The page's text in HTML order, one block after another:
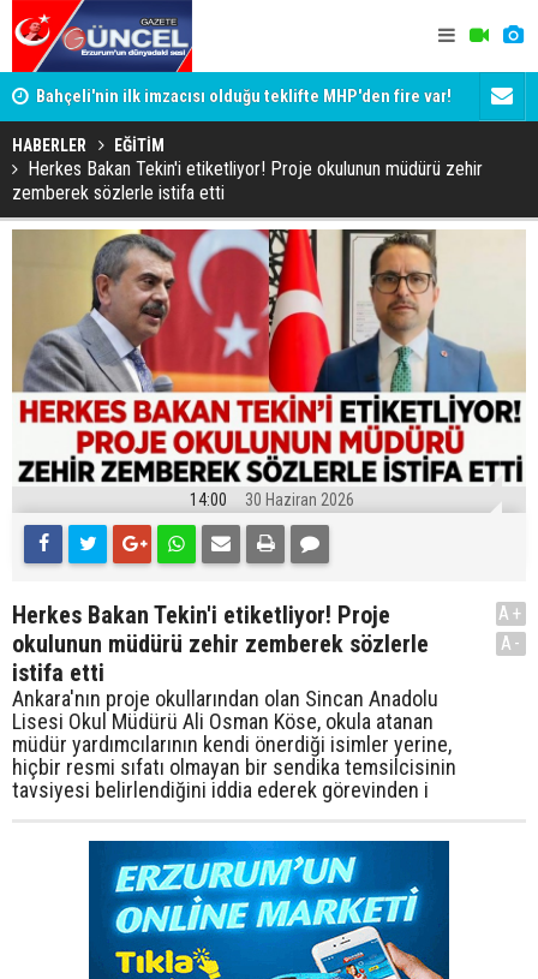
Bahçeli'nin ilk imzacısı olduğu teklifte MHP'den fire var!
İşte imzalamayan o isim
Siyaset-
HABERLER EĞİTİM
Herkes Bakan Tekin'i etiketliyor! Proje okulunun müdürü zehir
zemberek sözlerle istifa etti
14:00 30 Haziran 2026
Herkes Bakan Tekin'i etiketliyor! Proje
okulunun müdürü zehir zemberek sözlerle
istifa etti
Ankara'nın proje okullarından olan Sincan Anadolu
Lisesi Okul Müdürü Ali Osman Köse, okula atanan
müdür yardımcılarının kendi önerdiği isimler yerine,
hiçbir resmi sıfatı olmayan bir sendika temsilcisinin
tavsiyesi belirlendiğini iddia ederek görevinden i
A+
A-